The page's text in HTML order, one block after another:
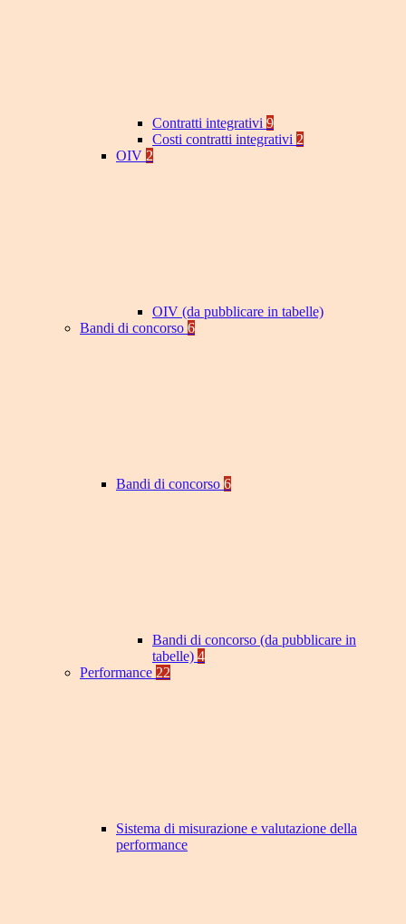
Contratti integrativi 9
Costi contratti integrativi 2
OIV 2
OIV (da pubblicare in tabelle)
Bandi di concorso 6
Bandi di concorso 6
Bandi di concorso (da pubblicare in
tabelle) 4
Performance 22
Sistema di misurazione e valutazione della
performance